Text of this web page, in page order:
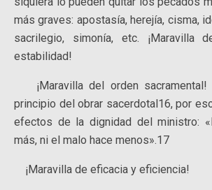
más graves: apostasía, herejía, cisma,
sacrilegio, simonía, etc. ¡Maravilla
estabilidad!
¡Maravilla del orden sacramental!
principio del obrar sacerdotal16, por
efectos de la dignidad del ministro:
más, ni el malo hace menos».17
¡Maravilla de eficacia y eficiencia!